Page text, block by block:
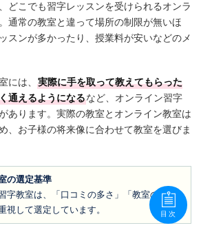
どこでも習字レッスンを受けられるオンラ
通常の教室と違って場所の制限が無いほ
スンが多かったり、授業料が安いなどのメ
には、 実際に手を取って教えてもらった
通えるようになるなど、オンライン習字
あります。実際の教室とオンライン教室は
、お子様の将来像に合わせて教室を選びま
の選定基準
字教室は、「口コミの多さ」「教室の実
視して選定しています。
目次